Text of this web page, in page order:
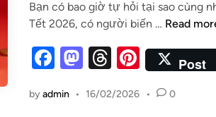
Bạn có bao giờ tự hỏi tại sao cùng
Tết 2026, có người biến … Read
F
c
M
to
T
e
Pi
nt
er
Post
byadmin • 16/02/2026 • 0